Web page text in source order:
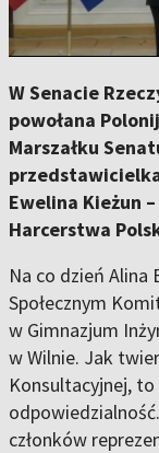
W Senacie
powołana
Marszałku
Ewelina Kieżun
Harcerstwa
Na co dzień Alina
Społecznym
w Gimnazjum
w Wilnie. Jak
Konsultacyjnej,
członków